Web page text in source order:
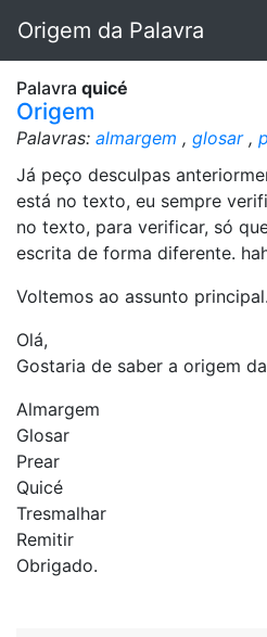
Origem da Palavra
Palavra quicé
Origem
Palavras: almargem , glosar,
Já peço desculpas
está no texto, eu sempre
no texto, para verificar, só
escrita de forma diferente.
Voltemos ao assunto principal.
Olá,
Gostaria de saber a origem
Almargem
Glosar
Prear
Quicé
Tresmalhar
Remitir
Obrigado.